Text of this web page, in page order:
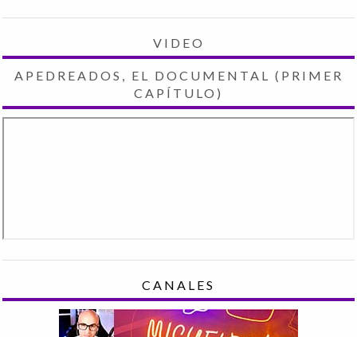
VIDEO
APEDREADOS, EL DOCUMENTAL (PRIMER
CAPÍTULO)
CANALES